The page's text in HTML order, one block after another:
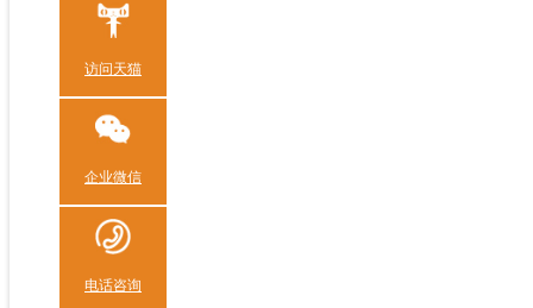
访问天猫
企业微信
电话咨询